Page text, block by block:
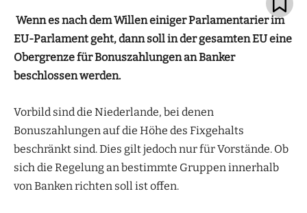
Wenn es nach dem Willen einiger Parlamentarier im
EU-Parlament geht, dann soll in der gesamten EU eine
Obergrenze für Bonuszahlungen an Banker
beschlossen werden.
Vorbild sind die Niederlande, bei denen
Bonuszahlungen auf die Höhe des Fixgehalts
beschränkt sind. Dies gilt jedoch nur für Vorstände. Ob
sich die Regelung an bestimmte Gruppen innerhalb
von Banken richten soll ist offen.